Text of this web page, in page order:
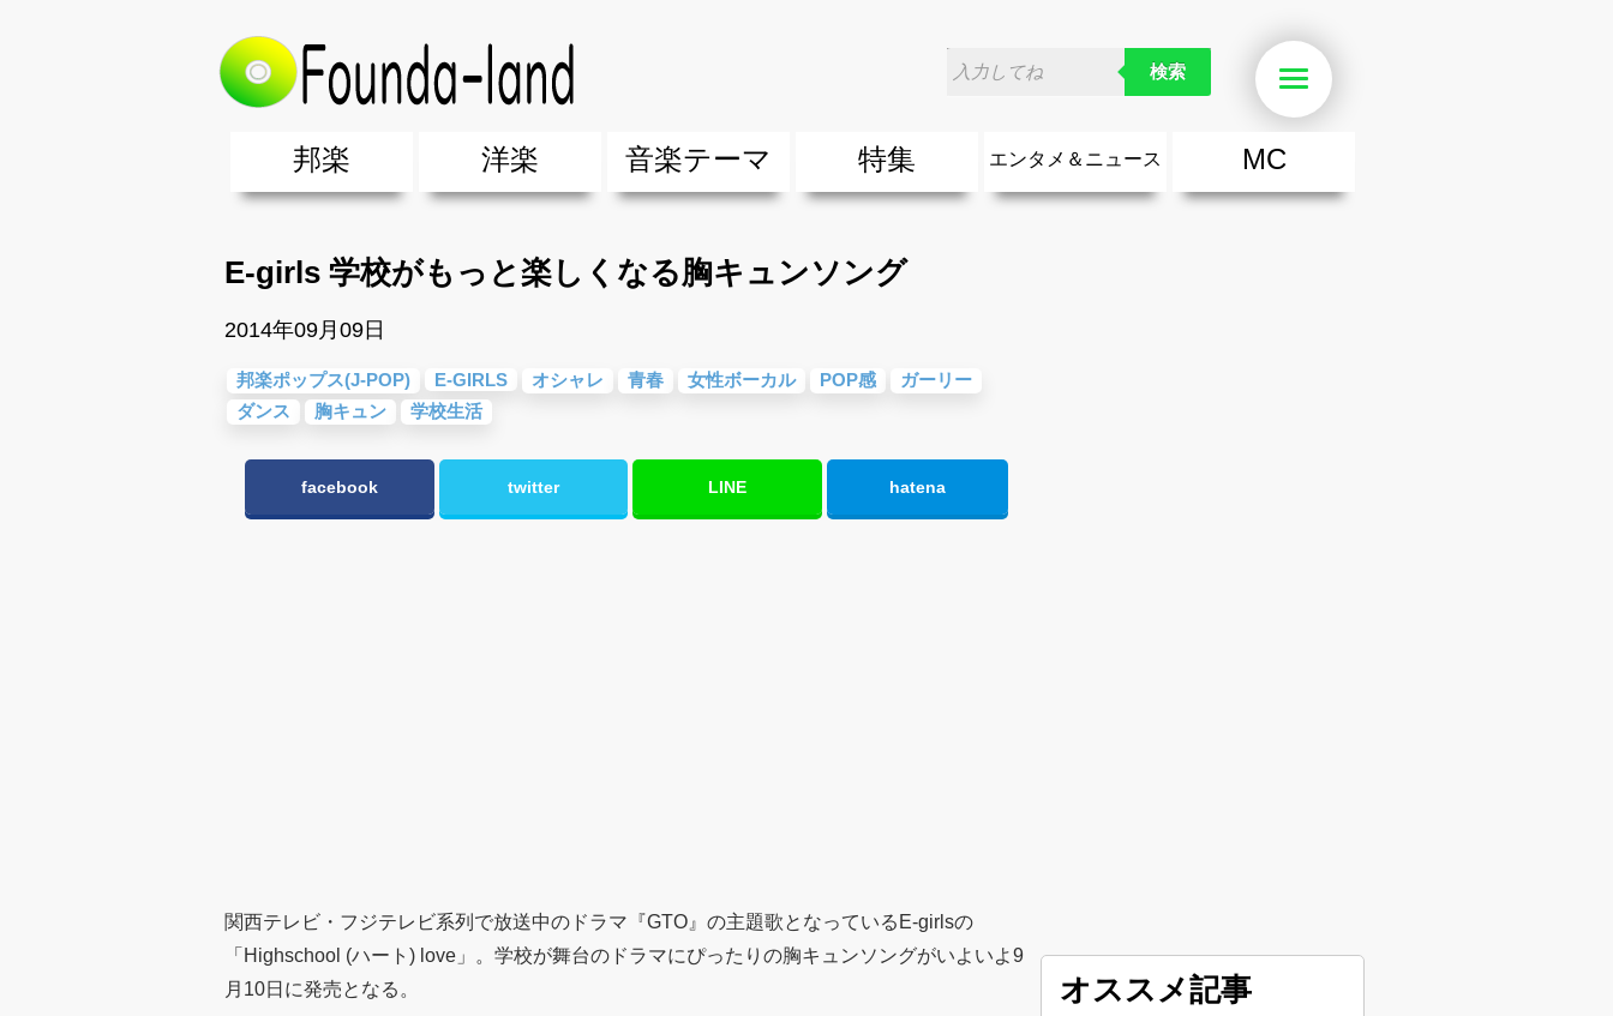
検索
邦楽
邦楽ポップス(J-POP)
邦楽ロック(J-ROCK)
K-POP
アニソン/ボカロ
アイドル
ヴィジュアル系(V系)
邦楽男性アーティスト
邦楽女性アーティスト
男女グループ・デュエット・その他
2019年・2018年・2017年「邦楽」の人気＆おすすめ
洋楽
EDM(エレクトロニック・ダンス・ミュージック)
クラブミュージック
ダンスミュージック
洋楽男性アーティスト
洋楽女性アーティスト
男女グループ・デュエット・その他
【洋楽】夏歌(サマーソング)
2019年・2018年・2017年「洋楽」の人気＆おすすめ
音楽テーマ
最新のヒット曲&流行・話題の歌
人気曲&おすすめ
音楽ランキング
ラブソング(恋愛ソング)
応援ソング
バラード・歌詞が泣ける歌
友達&友情ソング・青春ソング
スポーツ・部活応援ソング
卒業ソング&入学ソング
10、20代に人気・話題・流行・おすすめな邦楽＆洋楽
SNS・音楽アプリで10・20代に人気&おすすめな曲
勉強・試験・受験応援ソング 知識に役立つ歌
春うた&桜ソング
夏歌(サマーソング)
ハロウィンソング&秋の歌
冬歌&クリスマスソング
元気が出る歌・やる気が出る曲・明るい曲・楽しい歌・勇気が出る歌
テンションが上がる歌&盛り上がる曲
大切な人に贈る歌&ありがとうソング(感謝の歌)
お別れの曲・旅立ちの歌
パーティーソング
ドライブ音楽BGM
カラオケ
誕生日ソング&お祝いの歌
ウェディングソング・結婚式の曲
メロディ・曲の雰囲気別
音楽BGM&メドレー
学校(行事・合唱)曲
発売年代別・年齢別 人気音楽
自然音BGM・癒しの音楽(リラックス・ヒーリング)
"総"アーティスト
特集
エンタメ
エンタメ＆ニュース
音楽ニュース
エンタメニュース
MC
E-girls 学校がもっと楽しくなる胸キュンソング
2014年09月09日
邦楽ポップス(J-POP) E-GIRLS オシャレ 青春 女性ボーカル POP感
ガーリー
ダンス
胸キュン 学校生活
facebook twitter LINE hatena
関西テレビ・フジテレビ系列で放送中のドラマ『GTO』の主題歌となっているE-girlsの
「Highschool (ハート) love」。学校が舞台のドラマにぴったりの胸キュンソングがいよいよ9
月10日に発売となる。
オススメ記事